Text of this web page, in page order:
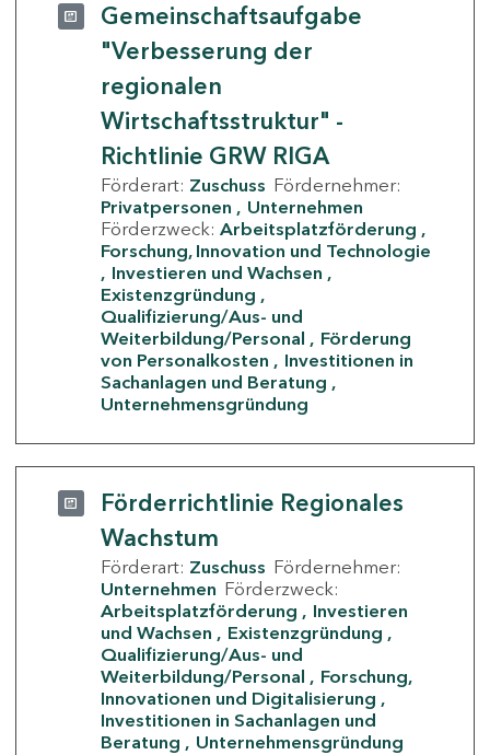
Gemeinschaftsaufgabe
"Verbesserung der
regionalen
Wirtschaftsstruktur" -
Richtlinie GRW RIGA
Förderart: Zuschuss Fördernehmer:
Privatpersonen
Unternehmen
Förderzweck: Arbeitsplatzförderung
Forschung, Innovation und Technologie
Investieren und Wachsen
Existenzgründung
Qualifizierung/Aus- und
Weiterbildung/Personal
Förderung
von Personalkosten
Investitionen in
Sachanlagen und Beratung
Unternehmensgründung
Förderrichtlinie Regionales
Wachstum
Förderart: Zuschuss Fördernehmer:
Unternehmen Förderzweck:
Arbeitsplatzförderung
Investieren
und Wachsen
Existenzgründung
Qualifizierung/Aus- und
Weiterbildung/Personal
Forschung,
Innovationen und Digitalisierung
Investitionen in Sachanlagen und
Beratung
Unternehmensgründung